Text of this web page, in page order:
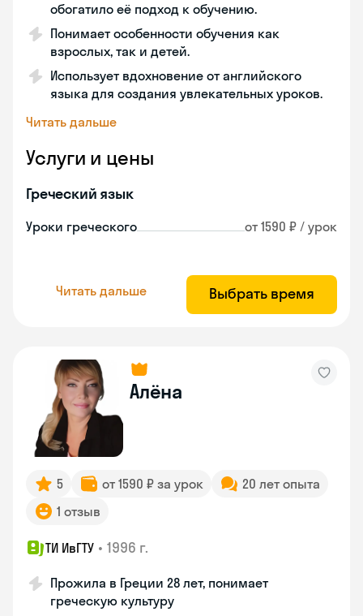
обогатило её подход к обучению.
Понимает особенности обучения как
взрослых, так и детей.
Использует вдохновение от английского
языка для создания увлекательных уроков.
Читать дальше
Услуги и цены
Греческий язык
Уроки греческого от 1590 ₽ / урок
Читать дальше Выбрать время
Алёна
5 от 1590 ₽ за урок
20 лет опыта
1 отзыв
ТИ ИвГТУ • 1996 г.
Прожила в Греции 28 лет, понимает
греческую культуру